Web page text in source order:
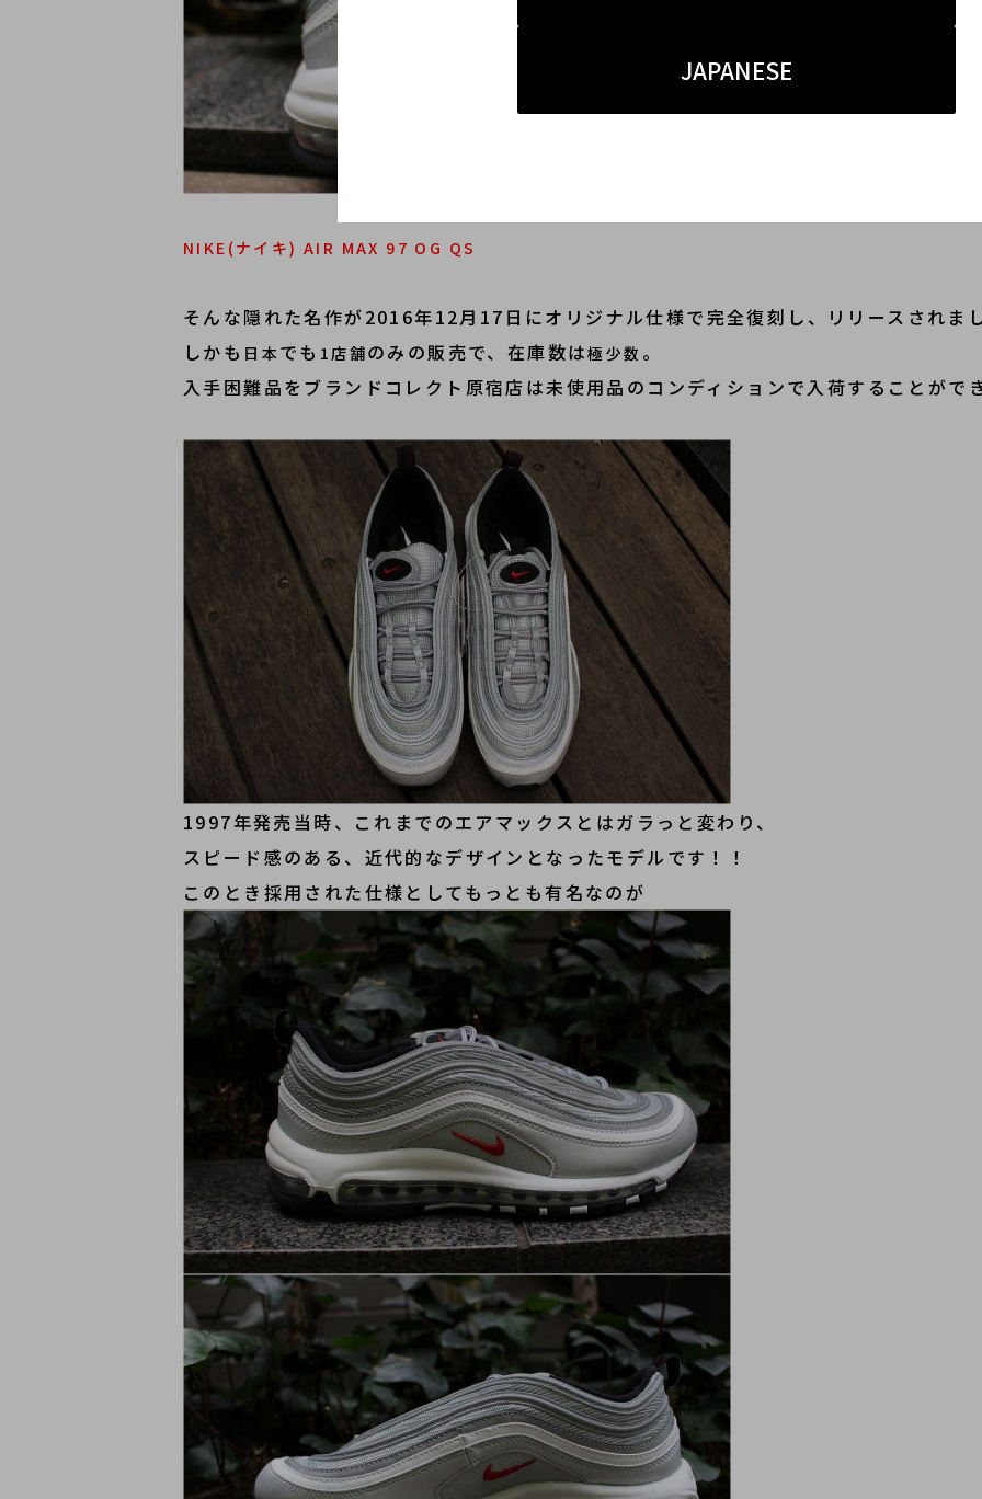
JAPANESE
NIKE(ナイキ) AIR MAX 97 OG QS
そんな隠れた名作が2016年12月17日にオリジナル仕様で完全復刻し、リリースされま
しかも 日本 でも 1店舗のみの販売で、在庫数は極少数 。
入手困難品をブランドコレクト原宿店は未使用品のコンディションで入荷することがで
1997年発売当時、これまでのエアマックスとはガラっと変わり、
スピード感のある、近代的なデザインとなったモデルです！！
このとき採用された仕様としてもっとも有名なのが